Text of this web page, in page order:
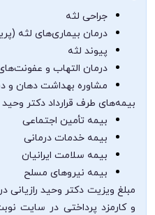
جراحی لثه
درمان بیماری‌های لثه
پیوند لثه
درمان التهاب و
مشاوره بهداشت دهان و
بیمه‌های طرف قرارداد دکتر وحید
بیمه تأمین اجتماعی
بیمه خدمات درمانی
بیمه سلامت ایرانیان
بیمه نیروهای مسلح
مبلغ ویزیت دکتر وحید
و کارمزد پرداختی در سایت